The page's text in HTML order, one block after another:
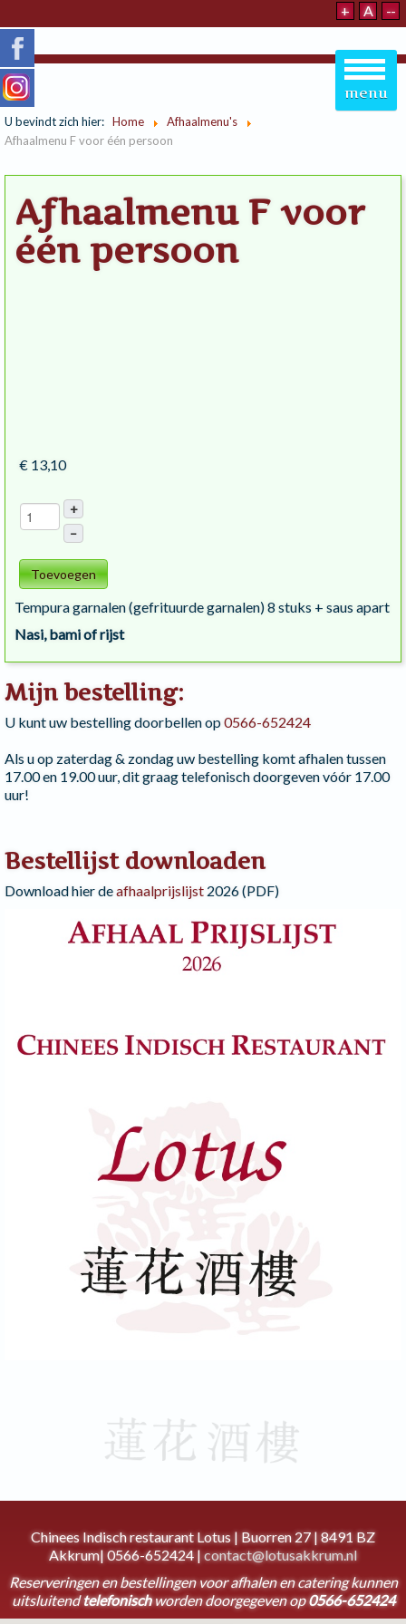
menu
+ A --
U bevindt zich hier: Home
Afhaalmenu's
Afhaalmenu F voor één persoon
Afhaalmenu F voor
één persoon
€ 13,10
+
–
Toevoegen
Tempura garnalen (gefrituurde garnalen) 8 stuks + saus apart
Nasi, bami of rijst
Mijn bestelling:
U kunt uw bestelling doorbellen op0566-652424
Als u op zaterdag & zondag uw bestelling komt afhalen tussen
17.00 en 19.00 uur, dit graag telefonisch doorgeven vóór 17.00
uur!
Bestellijst downloaden
Download hier deafhaalprijslijst 2026 (PDF)
Chinees Indisch restaurant Lotus | Buorren 27 | 8491 BZ
Akkrum| 0566-652424 |contact@lotusakkrum.nl
Reserveringen en bestellingen voor afhalen en catering kunnen
uitsluitendtelefonischworden doorgegeven op0566-652424